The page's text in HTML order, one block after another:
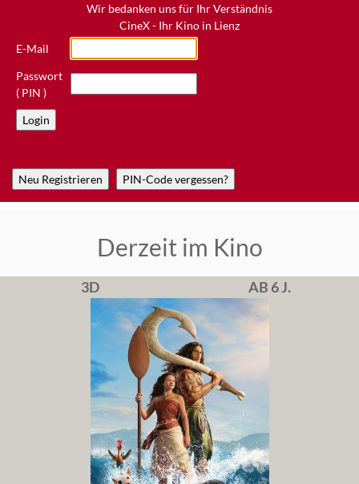
Wir bedanken uns für Ihr Verständnis
CineX - Ihr Kino in Lienz
E-Mail
Passwort
( PIN )
Derzeit im Kino
3D AB 6 J.